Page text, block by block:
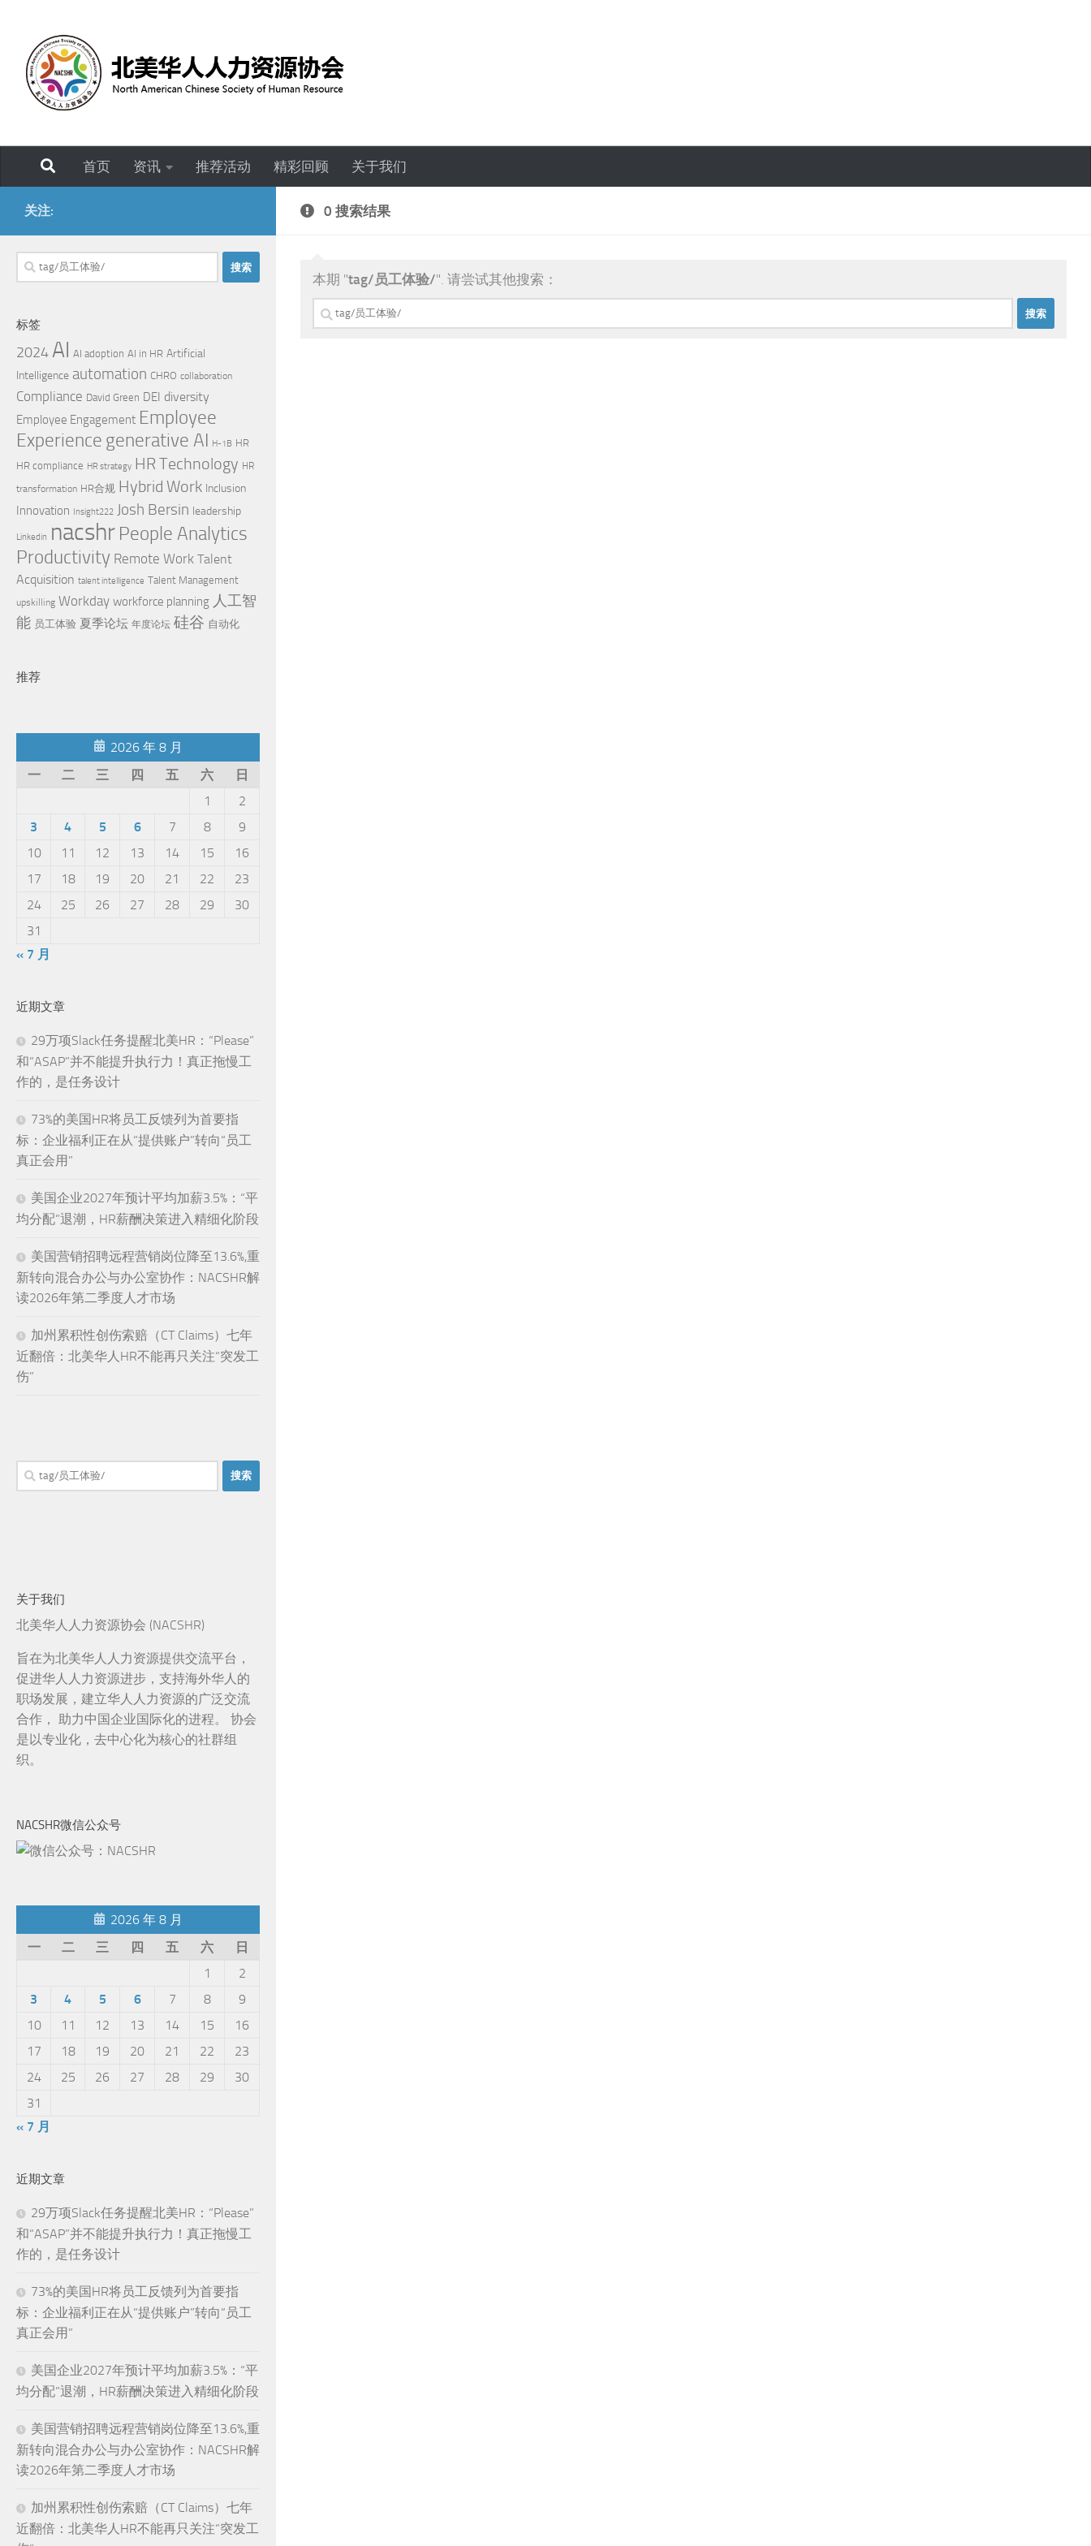
首页 资讯 推荐活动 精彩回顾 关于我们
0 搜索结果
本期 "tag/员工体验/". 请尝试其他搜索：
搜
索：
关注:
搜
索：
标签
2024 AI AI adoption AI in HR Artificial
Intelligence automation CHRO collaboration
Compliance David Green DEI diversity
Employee Engagement Employee
Experience generative AI H-1B HR
HR compliance HR strategy HR Technology HR
transformation HR合规 Hybrid Work Inclusion
Innovation Insight222 Josh Bersin leadership
Linkedin nacshr People Analytics
Productivity Remote Work Talent
Acquisition talent intelligence Talent Management
upskilling Workday workforce planning 人工智
能 员工体验 夏季论坛 年度论坛 硅谷 自动化
推荐
2026 年 8 月
一
二 三 四 五 六
日
1
2
3
4 5 6 7 8
9
10
11 12 13 14 15
16
17
18 19 20 21 22
23
24
25 26 27 28 29
30
31
« 7 月
近期文章
29万项Slack任务提醒北美HR：“Please”
和“ASAP”并不能提升执行力！真正拖慢工
作的，是任务设计
73%的美国HR将员工反馈列为首要指
标：企业福利正在从“提供账户”转向“员工
真正会用”
美国企业2027年预计平均加薪3.5%：“平
均分配”退潮，HR薪酬决策进入精细化阶段
美国营销招聘远程营销岗位降至13.6%,重
新转向混合办公与办公室协作：NACSHR解
读2026年第二季度人才市场
加州累积性创伤索赔（CT Claims）七年
近翻倍：北美华人HR不能再只关注“突发工
伤”
搜
索：
关于我们
北美华人人力资源协会 (NACSHR)
旨在为北美华人人力资源提供交流平台，
促进华人人力资源进步，支持海外华人的
职场发展，建立华人人力资源的广泛交流
合作， 助力中国企业国际化的进程。 协会
是以专业化，去中心化为核心的社群组
织。
NACSHR微信公众号
2026 年 8 月
一
二 三 四 五 六
日
1
2
3
4 5 6 7 8
9
10
11 12 13 14 15
16
17
18 19 20 21 22
23
24
25 26 27 28 29
30
31
« 7 月
近期文章
29万项Slack任务提醒北美HR：“Please”
和“ASAP”并不能提升执行力！真正拖慢工
作的，是任务设计
73%的美国HR将员工反馈列为首要指
标：企业福利正在从“提供账户”转向“员工
真正会用”
美国企业2027年预计平均加薪3.5%：“平
均分配”退潮，HR薪酬决策进入精细化阶段
美国营销招聘远程营销岗位降至13.6%,重
新转向混合办公与办公室协作：NACSHR解
读2026年第二季度人才市场
加州累积性创伤索赔（CT Claims）七年
近翻倍：北美华人HR不能再只关注“突发工